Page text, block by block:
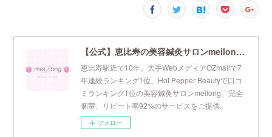
【公式】恵比寿の美容鍼灸サロンmeilong｜ツボを押さえた針・お灸の治療で美容と健康を叶えます
恵比寿駅近で10年。大手WebメディアOZmallで7
年連続ランキング1位、Hot Pepper Beautyで口コ
ミランキング1位の美容鍼灸サロンmeilong。完全
個室、リピート率92%のサービスをご提供。
フォロー